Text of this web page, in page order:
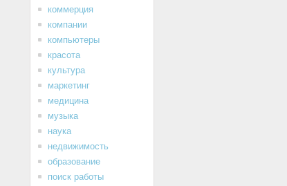
коммерция
компании
компьютеры
красота
культура
маркетинг
медицина
музыка
наука
недвижимость
образование
поиск работы